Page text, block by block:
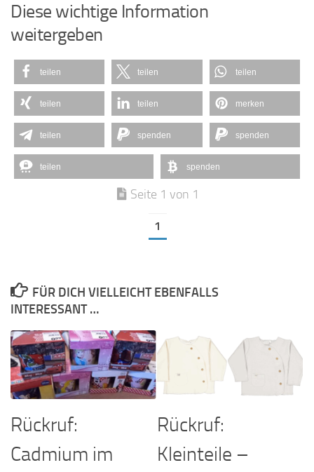
Diese wichtige Information
weitergeben
teilen teilen teilen
teilen teilen merken
teilen spenden spenden
teilen spenden
Seite 1 von 1
1
FÜR DICH VIELLEICHT EBENFALLS
INTERESSANT …
Rückruf:
Cadmium im
Rückruf:
Kleinteile –